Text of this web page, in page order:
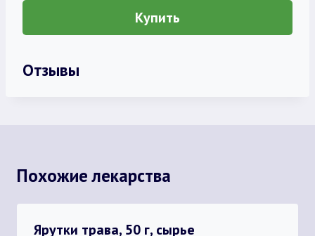
Купить
Отзывы
Похожие лекарства
Ярутки трава, 50 г, сырье